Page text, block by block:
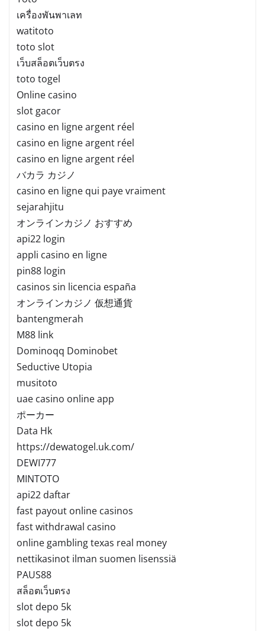
เครื่องพันพาเลท
watitoto
toto slot
เว็บสล็อตเว็บตรง
toto togel
Online casino
slot gacor
casino en ligne argent réel
casino en ligne argent réel
casino en ligne argent réel
バカラ カジノ
casino en ligne qui paye vraiment
sejarahjitu
オンラインカジノ おすすめ
api22 login
appli casino en ligne
pin88 login
casinos sin licencia españa
オンラインカジノ 仮想通貨
bantengmerah
M88 link
Dominoqq Dominobet
Seductive Utopia
musitoto
uae casino online app
ポーカー
Data Hk
https://dewatogel.uk.com/
DEWI777
MINTOTO
api22 daftar
fast payout online casinos
fast withdrawal casino
online gambling texas real money
nettikasinot ilman suomen lisenssiä
PAUS88
สล็อตเว็บตรง
slot depo 5k
slot depo 5k